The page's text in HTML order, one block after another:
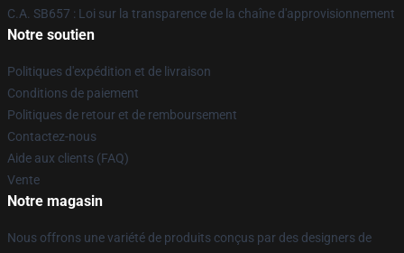
C.A. SB657 : Loi sur la transparence de la chaîne d'approvisionnement
Notre soutien
Politiques d'expédition et de livraison
Conditions de paiement
Politiques de retour et de remboursement
Contactez-nous
Aide aux clients (FAQ)
Vente
Notre magasin
Nous offrons une variété de produits conçus par des designers de